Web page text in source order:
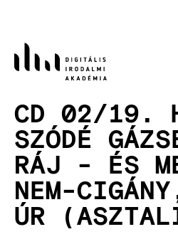
content
CD 02/19.
SZÓDÉ
RÁJ - ÉS
NEM-
ÚR